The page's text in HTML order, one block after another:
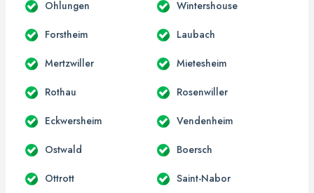
Ohlungen Wintershouse
Forstheim Laubach
Mertzwiller Mietesheim
Rothau Rosenwiller
Eckwersheim Vendenheim
Ostwald Boersch
Ottrott Saint-Nabor